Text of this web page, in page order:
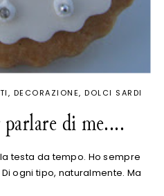
DECORAZIONE DOLCI SARDI
di me....
testa da tempo. Ho sempre
ogni tipo, naturalmente. Ma